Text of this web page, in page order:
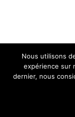
Nous utilisons
expérience sur
dernier, nous